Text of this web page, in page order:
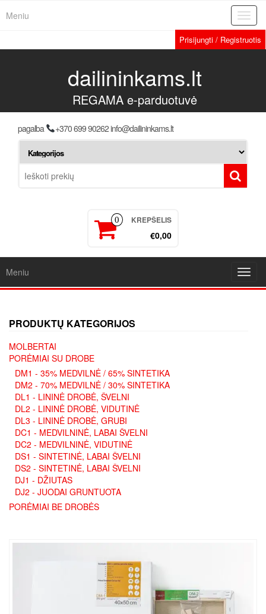
Meniu
Prisijungti / Registruotis
dailininkams.lt
REGAMA e-parduotuvė
pagalba +370 699 90262 info@dailininkams.lt
0 KREPŠELIS
€0,00
Meniu
PRODUKTŲ KATEGORIJOS
MOLBERTAI
PORĖMIAI SU DROBE
DM1 - 35% MEDVILNĖ / 65% SINTETIKA
DM2 - 70% MEDVILNĖ / 30% SINTETIKA
DL1 - LININĖ DROBĖ, ŠVELNI
DL2 - LININĖ DROBĖ, VIDUTINĖ
DL3 - LININĖ DROBĖ, GRUBI
DC1 - MEDVILNINĖ, LABAI ŠVELNI
DC2 - MEDVILNINĖ, VIDUTINĖ
DS1 - SINTETINĖ, LABAI ŠVELNI
DS2 - SINTETINĖ, LABAI ŠVELNI
DJ1 - DŽIUTAS
DJ2 - JUODAI GRUNTUOTA
PORĖMIAI BE DROBĖS